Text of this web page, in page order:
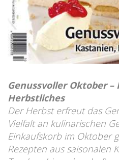
Genussvoller Oktober
Herbstliches
Der Herbst erfreut das
Vielfalt an kulinarischen
Einkaufskorb im Oktober
Rezepten aus saisonalen